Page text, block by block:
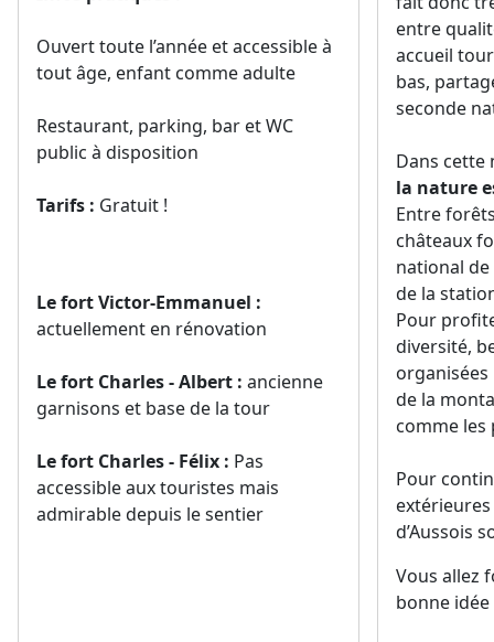
Ouvert toute l’année et accessible à
tout âge, enfant comme adulte
Restaurant, parking, bar et WC
public à disposition
Tarifs : Gratuit !
Le fort Victor-Emmanuel :
actuellement en rénovation
Le fort Charles - Albert : ancienne
garnisons et base de la tour
Le fort Charles - Félix : Pas
accessible aux touristes mais
admirable depuis le sentier
entre
accueil
bas,
seconde
Dans
la nature
Entre
châteaux
national de
de la
Pour
diversité,
de la
comme les
Pour
d’Aussois
Vous allez
bonne